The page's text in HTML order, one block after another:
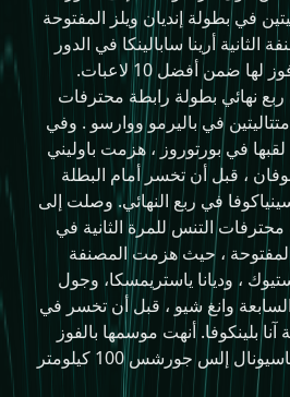
في بطولة إنديان ويلز المفتوحة
الثانية أرينا سابالينكا في الدور
ضمن أفضل 10 لاعبات.
نهائي بطولة رابطة محترفات
مرتين متتاليتين في باليرمو ووارسو . وفي
في بورتوروز ، هزمت باوليني
، قبل أن تخسر أمام البطلة
سينياكوفا في ربع النهائي. وصلت إلى
التنس للمرة الثانية في
المفتوحة ، حيث هزمت المصنفة
، وديانا ياستريمسكا، وجول
السابعة وانغ شيو ، قبل أن تخسر في
آنا بلينكوفا. أنهت موسمها بالفوز
ببطولة تورنيج إنترناسيونال إلس جورشس 100 كيلومتر